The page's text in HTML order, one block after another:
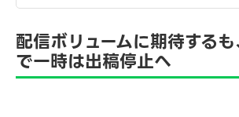
配信ボリュームに期待する
で一時は出稿停止へ